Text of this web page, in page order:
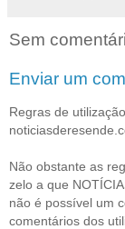
Sem
Enviar um
Regras de
Não obstante as
zelo a que
não é possível um
comentários dos